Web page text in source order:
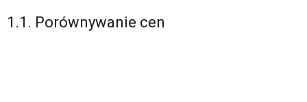
1.1. Porównywanie cen